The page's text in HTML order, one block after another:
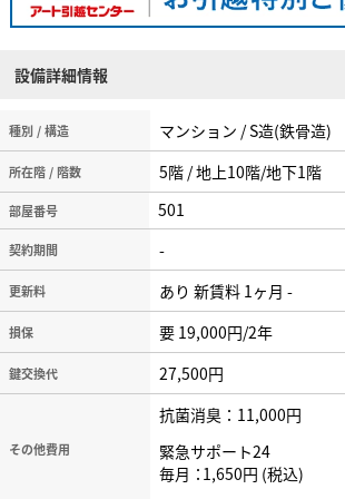
設備詳細情報
種別 / 構造 マンション / S造(鉄骨造)
所在階 / 階数
5階 / 地上10階/地下1階
501
契約期間 -
更新料 あり 新賃料 1ヶ月 -
損保 要 19,000円/2年
鍵交換代 27,500円
その他費用
抗菌消臭：11,000円
緊急サポート24
毎月
1,650円 税込